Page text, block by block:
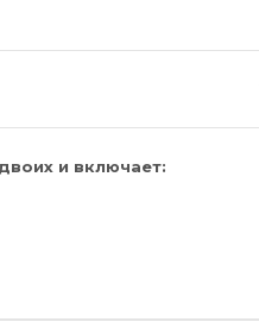
и включает: